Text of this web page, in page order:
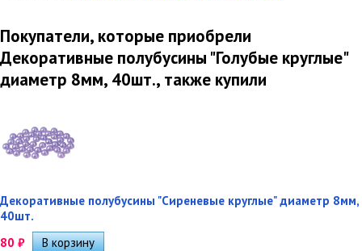
Покупатели, которые приобрели
Декоративные полубусины "Голубые круглые"
диаметр 8мм, 40шт., также купили
Декоративные полубусины "Сиреневые круглые" диаметр 8мм,
40шт.
80 ₽